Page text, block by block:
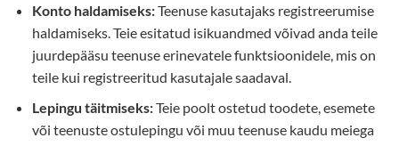
Konto haldamiseks:Teenuse kasutajaks registreerumise
haldamiseks. Teie esitatud isikuandmed võivad anda teile
juurdepääsu teenuse erinevatele funktsioonidele, mis on
teile kui registreeritud kasutajale saadaval.
Lepingu täitmiseks:Teie poolt ostetud toodete, esemete
või teenuste ostulepingu või muu teenuse kaudu meiega